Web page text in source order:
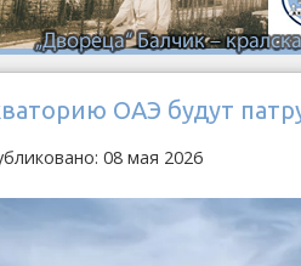
ОАЭ будут
08 мая 2026